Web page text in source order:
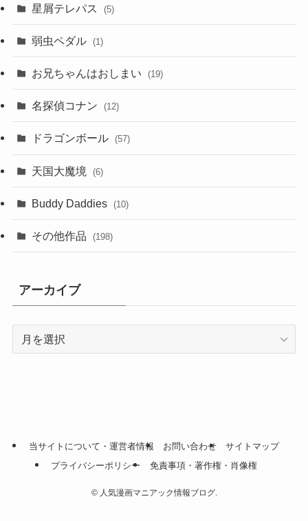
星屑テレパス (5)
弱虫ペダル (1)
お兄ちゃんはおしまい (19)
名探偵コナン (12)
ドラゴンボール (57)
天国大魔境 (6)
Buddy Daddies (10)
その他作品 (198)
アーカイブ
当サイトについて・運営者情報 お問い合わせ
サイトマップ
プライバシーポリシー
免責事項・著作権・肖像権
©人気漫画マニアック情報ブログ.